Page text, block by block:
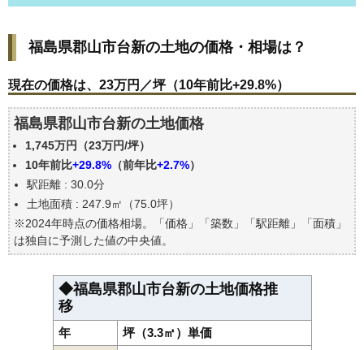
現在の価格は、23万円／坪（10年前比+29.8%）
価格を詳細に分析しよう
福島県郡山市台新の土地の過去の売買事例
公示地価はいくら
エリアの将来性を人口予想から検討しよう
自分の年収でいくらの不動産が買える？
福島県郡山市台新の土地の価格・相場は？
現在の価格は、23万円／坪（10年前比+29.8%）
福島県郡山市台新の土地価格
1,745万円（23万円/坪）
10年前比+29.8% （前年比+2.7%）
駅距離 : 30.0分
土地面積 : 247.9㎡（75.0坪）
※2024年時点の価格相場。「価格」「築数」「駅距離」「面積」
は独自に予測した値の中央値。
◆福島県郡山市台新の土地価格推
移
年
坪（3.3㎡）単価